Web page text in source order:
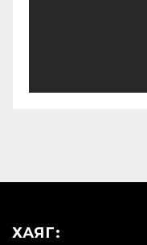
ХАЯГ: